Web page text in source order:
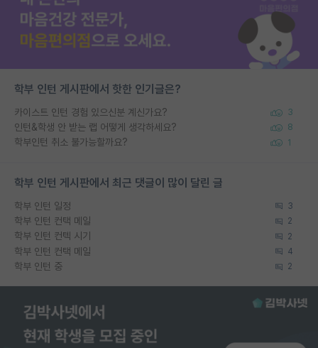
학부 인턴 게시판에서 핫한 인기글은?
카이스트 인턴 경험 있으신분 계신가요? 3
인턴&학생 안 받는 랩 어떻게 생각하세요? 8
학부인턴 취소 불가능할까요? 1
학부 인턴 게시판에서 최근 댓글이 많이 달린 글
학부 인턴 일정 3
학부 인턴 컨택 메일 2
학부 인턴 컨텍 시기 2
학부 인턴 컨택 메일 4
학부 인턴 중 2